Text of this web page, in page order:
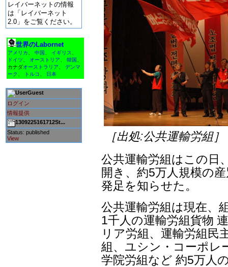
レイバーネットの情報
は「レイバーネット
2.0」をご覧ください。
世界のLabornet
アメリカ 中国 イギリス
ドイツ
オーストリア 韓国
カナダオーストラリア
デンマ
ーク
トルコ 日本
Guest
ログイン
情報提供
1309225161712St...
Status: published
View
［出処:公共運輸労組］
公共運輸労組はこの日
開き、約5万人規模の
発足を知らせた。
公共運輸労組は現在、
1千人の運輸労組貨物
リア労組、運輸労組民
組、ユシン・コーポレ
学院労組など 約5万人